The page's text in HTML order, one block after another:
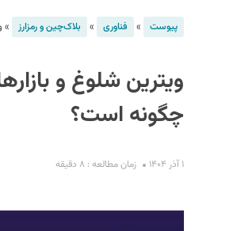
پیوست » فناوری » بلاک‌چین و رمزارز »
ویترین شلوغ و
چگونه است؟
۱ آذر ۱۴۰۴ زمان مطالعه : ۸ دقیقه